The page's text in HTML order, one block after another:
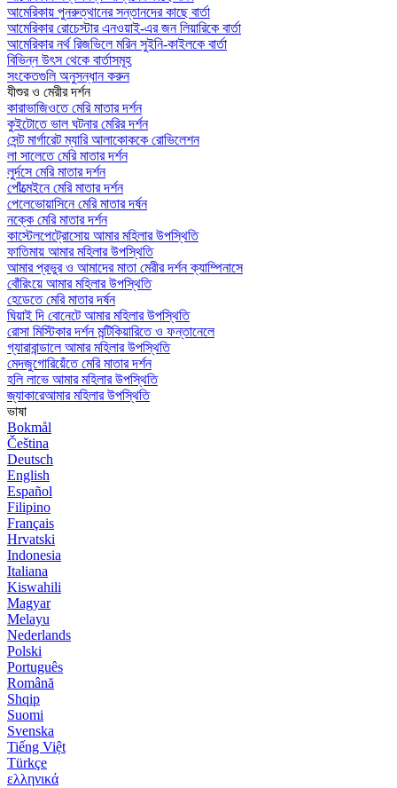
আমেরিকায় পুনরুত্থানের সন্তানদের কাছে বার্তা
আমেরিকার রোচেস্টার এনওয়াই-এর জন লিয়ারিকে বার্তা
আমেরিকার নর্থ রিজভিলে মরিন সুইনি-কাইলকে বার্তা
বিভিন্ন উৎস থেকে বার্তাসমূহ
সংকেতগুলি অনুসন্ধান করুন
যীশুর ও মেরীর দর্শন
কারাভাজিওতে মেরি মাতার দর্শন
কুইটোতে ভাল ঘটনার মেরির দর্শন
সেন্ট মার্গারেট ম্যারি আলাকোককে রোভিলেশন
লা সালেতে মেরি মাতার দর্শন
লুর্দসে মেরি মাতার দর্শন
পোঁত্মেইনে মেরি মাতার দর্শন
পেলেভোয়াসিনে মেরি মাতার দর্ষন
নক্কে মেরি মাতার দর্শন
কাস্টেলপেট্রোসোয় আমার মহিলার উপস্থিতি
ফাতিমায় আমার মহিলার উপস্থিতি
আমার প্রভুর ও আমাদের মাতা মেরীর দর্শন ক্যাম্পিনাসে
বোঁরিংয়ে আমার মহিলার উপস্থিতি
হেডেতে মেরি মাতার দর্ষন
ঘিয়াই দি বোনেটে আমার মহিলার উপস্থিতি
রোসা মিস্টিকার দর্শন মন্টিকিয়ারিতে ও ফন্তানেলে
গ্যারাবান্ডালে আমার মহিলার উপস্থিতি
মেদজুগোরিয়েঁতে মেরি মাতার দর্শন
হলি লাভে আমার মহিলার উপস্থিতি
জ্যাকারেআমার মহিলার উপস্থিতি
ভাষা
Bokmål
Čeština
Deutsch
English
Español
Filipino
Français
Hrvatski
Indonesia
Italiana
Kiswahili
Magyar
Melayu
Nederlands
Polski
Português
Română
Shqip
Suomi
Svenska
Tiếng Việt
Türkçe
ελληνικά